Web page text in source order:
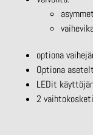
optiona
Optiona
LEDit
2